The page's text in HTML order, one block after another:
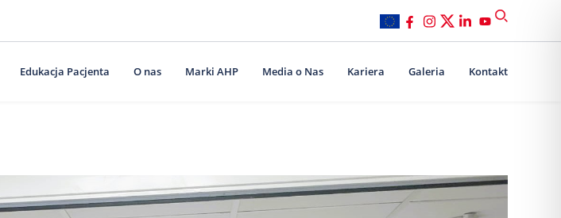
Edukacja Pacjenta O nas Marki AHP Media o Nas Kariera Galeria Kontakt